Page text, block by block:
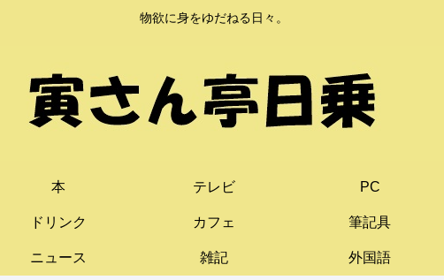
物欲に身をゆだねる日々。
本 テレビ PC
ドリンク カフェ 筆記具
ニュース 雑記 外国語